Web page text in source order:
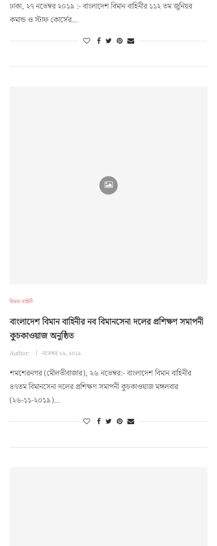
ঢাকা, ২৭ নভেম্বর ২০১৯ :- বাংলাদেশ বিমান বাহিনীর ১১২ তম জুনিয়র
কমান্ড ও স্টাফ কোর্সের…
বিমান বাহিনী
বাংলাদেশ বিমান বাহিনীর নব বিমানসেনা দলের প্রশিক্ষণ সমাপনী
কুচকাওয়াজ অনুষ্ঠিত
Author: নভেম্বর ২৬, ২০১৯
শমশেরনগর (মৌলভীবাজার), ২৬ নভেম্বর:- বাংলাদেশ বিমান বাহিনীর
৪৭তম বিমানসেনা দলের প্রশিক্ষণ সমাপনী কুচকাওয়াজ মঙ্গলবার
(২৬-১১-২০১৯)…